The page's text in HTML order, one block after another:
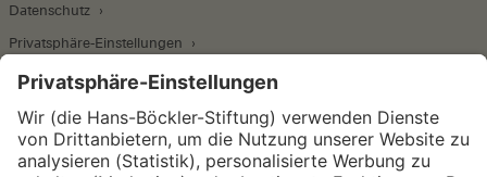
Datenschutz
Privatsphäre-Einstellungen
Wirtschafts- und Sozialwissenschaftliches Institut